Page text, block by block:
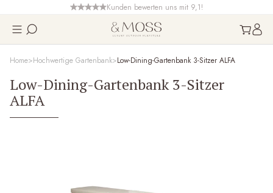
Kunden bewerten uns mit 9,1!
Home Hochwertige Gartenbank Low-Dining-Gartenbank 3-Sitzer ALFA
Low-Dining-Gartenbank 3-Sitzer
ALFA